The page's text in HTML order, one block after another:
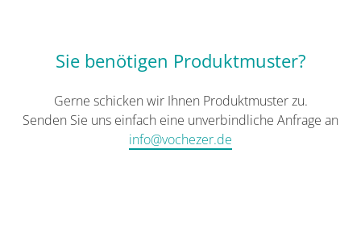
Sie benötigen Produktmuster?
Gerne schicken wir Ihnen Produktmuster zu.
Senden Sie uns einfach eine unverbindliche Anfrage an
info@vochezer.de